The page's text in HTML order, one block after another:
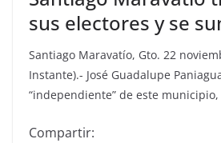
sus electores y se
Santiago Maravatío, Gto. 22
Instante).- José Guadalupe
“independiente” de este municipio,
Compartir: